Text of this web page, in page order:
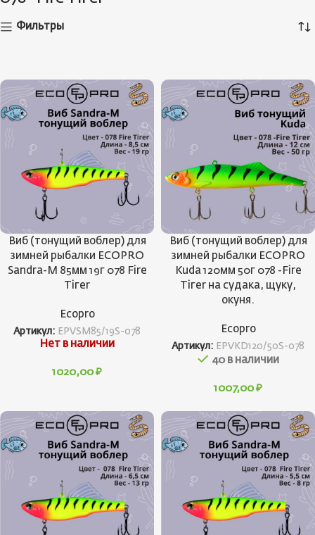
Фильтры
Виб (тонущий воблер) для
зимней рыбалки ECOPRO
Sandra-M 85мм 19г 078 Fire
Tiгer
Ecopro
Артикул: EPVSM85/19S-078
Нет в наличии
1020,00 ₽
Виб (тонущий воблер) для
зимней рыбалки ECOPRO
Kuda 120мм 50г 078 -Fire
Tiгer на судака, щуку,
окуня.
Ecopro
Артикул: EPVKD120/50S-078
40 в наличии
1007,00 ₽